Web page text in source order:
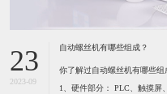
23
2023-09
自动螺丝机有哪些组成？
你了解过自动螺丝机有哪些组
1、硬件部分： PLC、触摸屏、气缸、电磁阀、磁性开关、过滤器及